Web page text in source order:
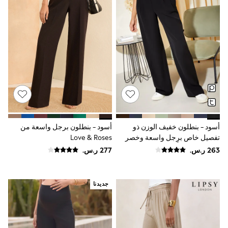
Sun Hats & Caps
Resort Styles
Boys' Holiday Shop
Boys' Travel Styles
Sunset Styles
Occasionwear
Sets & Outfits
Linen Collection
Tops & T-Shirts
Shirts
Polo Shirts
Swimwear
Shorts
Sandals & Clogs
Sun Safe
Rash Vests
Baby Holiday Shop
Baby Summer Nightwear
Occasionwear
Dresses
Sets & Outfits
أسود - بنطلون خفيف الوزن ذو
تفصيل خاص برِجل واسعة وخصر
أسود - بنطلون برجل واسعة من
Love & Roses
جديدنا